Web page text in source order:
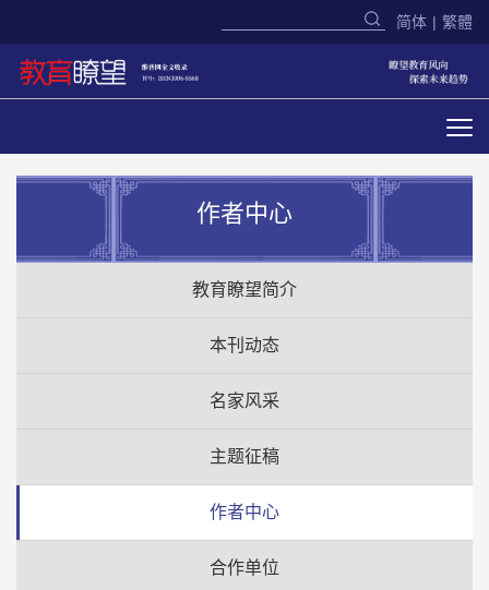
简体 | 繁體
作者中心
教育瞭望简介
本刊动态
名家风采
主题征稿
作者中心
合作单位